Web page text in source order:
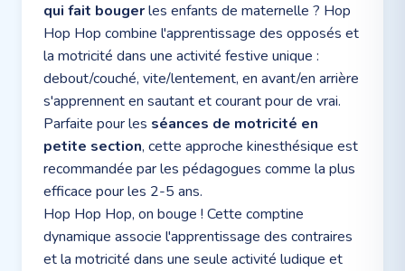
qui fait bougerles enfants de maternelle ? Hop
Hop Hop combine l'apprentissage des opposés et
la motricité dans une activité festive unique :
debout/couché, vite/lentement, en avant/en arrière
s'apprennent en sautant et courant pour de vrai.
Parfaite pour les séances de motricité en
petite section, cette approche kinesthésique est
recommandée par les pédagogues comme la plus
efficace pour les 2-5 ans.
Hop Hop Hop, on bouge ! Cette comptine
dynamique associe l'apprentissage des contraires
et la motricité dans une seule activité ludique et